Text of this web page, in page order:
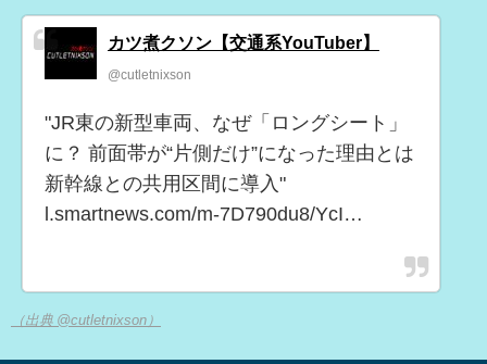
カツ煮クソン【交通系YouTuber】
@cutletnixson
"JR東の新型車両、なぜ「ロングシート」
に？ 前面帯が“片側だけ”になった理由とは
新幹線との共用区間に導入"
l.smartnews.com/m-7D790du8/YcI…
（出典 @cutletnixson）